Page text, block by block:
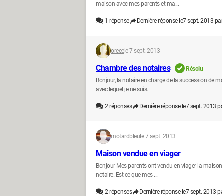
maison avec mes parents et ma...
1 réponse Dernière réponse le7 sept. 2013
oreeele 7 sept. 2013
Chambre des notaires
Résolu
Bonjour, la notaire en charge de la succession de
avec lequel je ne suis...
2réponses Dernière réponse le7 sept. 2013
motardbleu le 7 sept. 2013
Maison vendue en viager
Bonjour Mes parents ont vendu en viager la
notaire. Est ce que mes ...
2réponses Dernière réponse le7 sept. 2013